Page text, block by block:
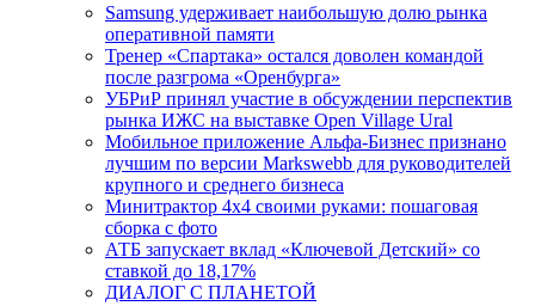
Samsung удерживает наибольшую долю рынка
оперативной памяти
Тренер «Спартака» остался доволен командой
после разгрома «Оренбурга»
УБРиР принял участие в обсуждении перспектив
рынка ИЖС на выставке Open Village Ural
Мобильное приложение Альфа-Бизнес признано
лучшим по версии Markswebb для руководителей
крупного и среднего бизнеса
Минитрактор 4х4 своими руками: пошаговая
сборка с фото
АТБ запускает вклад «Ключевой Детский» со
ставкой до 18,17%
ДИАЛОГ С ПЛАНЕТОЙ